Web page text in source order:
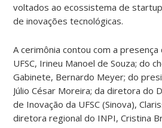
voltados ao ecossistema de
de inovações tecnológicas.
A cerimônia contou com a
UFSC, Irineu Manoel de Souza; do
Gabinete, Bernardo Meyer; do
Júlio César Moreira; da diretora do
de Inovação da UFSC (Sinova),
diretora regional do INPI, Cristina